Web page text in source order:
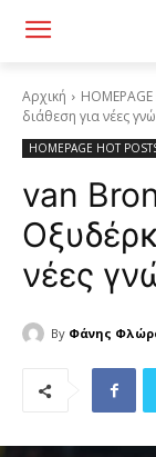
Αρχική
διάθεση για νέες
HOMEPAGE HOT
van
νέες
By Φάνης